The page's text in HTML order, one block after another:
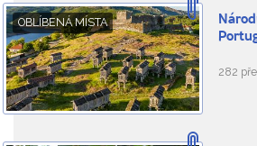
OBLÍBENÁ MÍSTA
282